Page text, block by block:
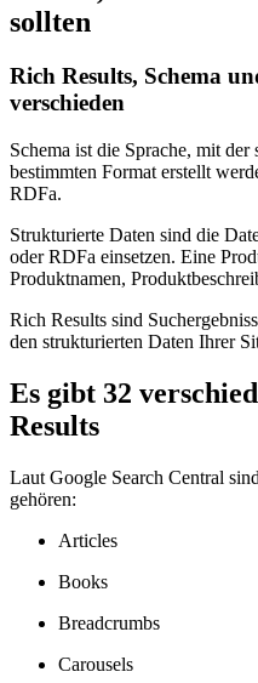
sollten
Rich Results, Schema
verschieden
Schema ist die Sprache, mit
bestimmten Format erstellt
RDFa.
Strukturierte Daten sind die
oder RDFa einsetzen. Eine
Produktnamen,
Rich Results sind
den strukturierten Daten Ihrer
Es gibt 32
Results
Laut Google Search Central sind
gehören:
Articles
Books
Breadcrumbs
Carousels